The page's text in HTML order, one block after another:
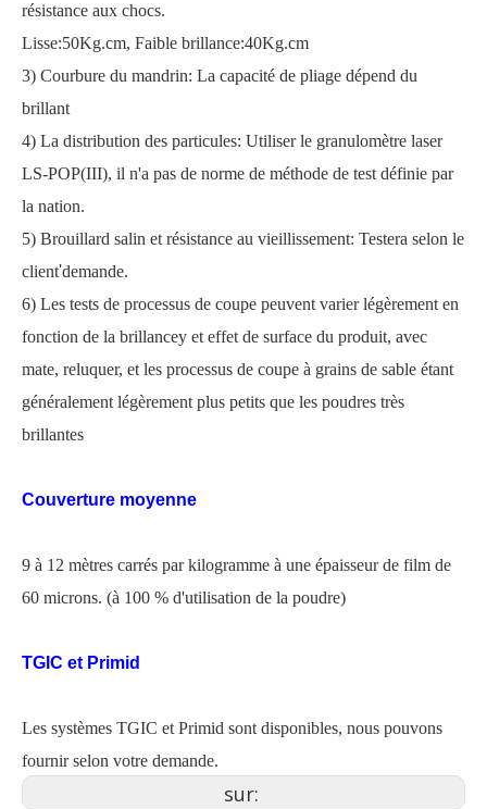
résistance aux chocs.
Lisse:50Kg.cm, Faible brillance:40Kg.cm
3) Courbure du mandrin: La capacité de pliage dépend du
brillant
4) La distribution des particules: Utiliser le granulomètre laser
LS-POP(III), il n'a pas de norme de méthode de test définie par
la nation.
5) Brouillard salin et résistance au vieillissement: Testera selon le
client'demande.
6) Les tests de processus de coupe peuvent varier légèrement en
fonction de la brillancey et effet de surface du produit, avec
mate, reluquer, et les processus de coupe à grains de sable étant
généralement légèrement plus petits que les poudres très
brillantes
Couverture moyenne
9 à 12 mètres carrés par kilogramme à une épaisseur de film de
60 microns. (à 100 % d'utilisation de la poudre)
TGIC et Primid
Les systèmes TGIC et Primid sont disponibles, nous pouvons
fournir selon votre demande.
sur: